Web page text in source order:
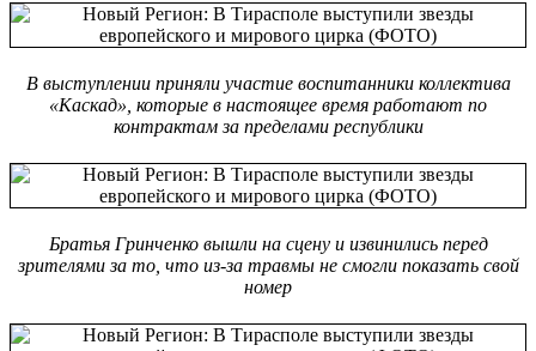
В выступлении приняли участие воспитанники коллектива
«Каскад», которые в настоящее время работают по
контрактам за пределами республики
Братья Гринченко вышли на сцену и извинились перед
зрителями за то, что из-за травмы не смогли показать свой
номер